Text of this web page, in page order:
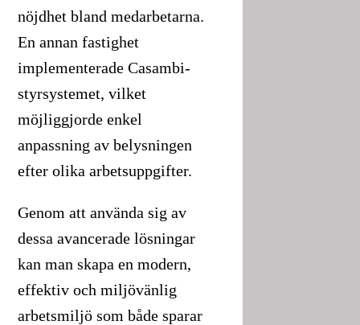
nöjdhet bland medarbetarna.
En annan fastighet
implementerade Casambi-
styrsystemet, vilket
möjliggjorde enkel
anpassning av belysningen
efter olika arbetsuppgifter.
Genom att använda sig av
dessa avancerade lösningar
kan man skapa en modern,
effektiv och miljövänlig
arbetsmiljö som både sparar